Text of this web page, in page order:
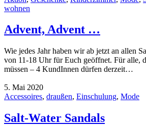
wohnen
Advent, Advent …
Wie jedes Jahr haben wir ab jetzt an allen
von 11-18 Uhr für Euch geöffnet. Für alle,
müssen – 4 KundInnen dürfen derzeit…
5. Mai 2020
Accessoires, draußen, Einschulung, Mode
Salt-Water Sandals